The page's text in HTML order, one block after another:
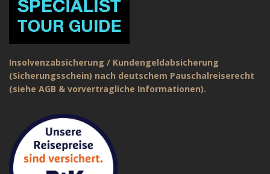
Insolvenzabsicherung / Kundengeldabsicherung
(Sicherungsschein) nach deutschem Pauschalreiserecht
(siehe AGB & vorvertragliche Informationen).